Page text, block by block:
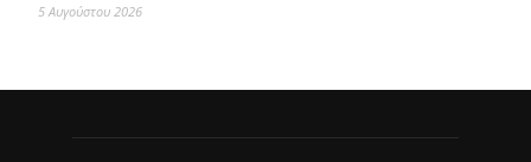
5 Αυγούστου 2026